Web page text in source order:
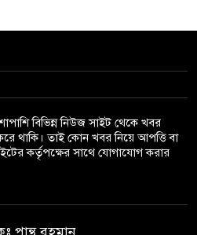
চালকের লাশ উদ্ধার
দুই ভায়ের সংঘর্ষে
আহত, ভাংচুর ও অগ্নিসংযোগ
বিভিন্ন নিউজ সাইট থেকে খবর
থাকি। তাই কোন খবর নিয়ে আপত্তি বা
কর্তৃপক্ষের সাথে যোগাযোগ করার